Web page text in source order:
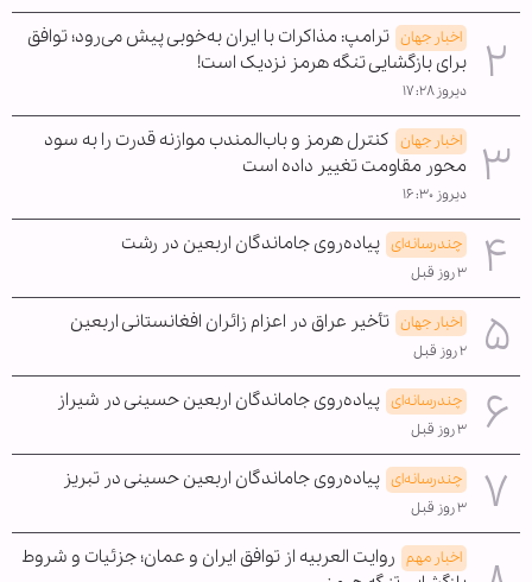
اخبار جهان ترامپ: مذاکرات با ایران به‌خوبی پیش می‌رود؛ توافق
برای بازگشایی تنگه هرمز نزدیک است!
دیروز ۱۷:۲۸
اخبار جهان کنترل هرمز و باب‌المندب موازنه قدرت را به سود
محور مقاومت تغییر داده است
دیروز ۱۶:۳۰
چندرسانه‌ای پیاده‌روی جاماندگان اربعین در رشت
۳ روز قبل
اخبار جهان تأخیر عراق در اعزام زائران افغانستانی اربعین
۲ روز قبل
چندرسانه‌ای پیاده‌روی جاماندگان اربعین حسینی در شیراز
۳ روز قبل
چندرسانه‌ای پیاده‌روی جاماندگان اربعین حسینی در تبریز
۳ روز قبل
اخبار مهم روایت العربیه از توافق ایران و عمان؛ جزئیات و شروط